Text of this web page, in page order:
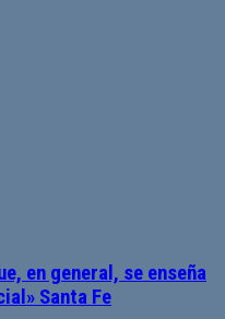
en general, se enseña
Santa Fe